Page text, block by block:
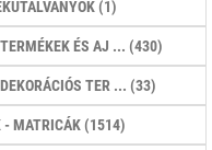
(1)
ÉS AJ ... (430)
TER ... (33)
- MATRICÁK (1514)